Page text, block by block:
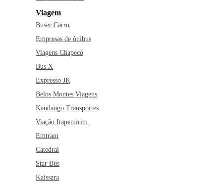
Viagem
Buser Carro
Empresas de ônibus
Viagens Chapecó
Bus X
Expresso JK
Belos Montes Viagens
Kandango Transportes
Viação Itapemirim
Emtram
Catedral
Star Bus
Kaissara